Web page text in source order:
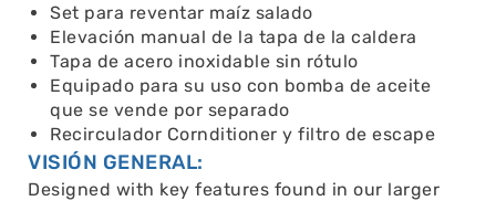
Set para reventar maíz salado
Elevación manual de la tapa de la caldera
Tapa de acero inoxidable sin rótulo
Equipado para su uso con bomba de aceite
que se vende por separado
Recirculador Cornditioner y filtro de escape
VISIÓN GENERAL:
Designed with key features found in our larger